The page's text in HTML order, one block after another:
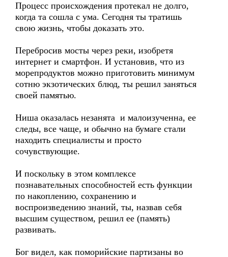
Процесс происхождения протекал не долго,
когда та сошла с ума. Сегодня ты тратишь
свою жизнь, чтобы доказать это.
Перебросив мосты через реки, изобретя
интернет и смартфон. И установив, что из
морепродуктов можно приготовить минимум
сотню экзотических блюд, ты решил заняться
своей памятью.
Ниша оказалась незанята и малоизученна, ее
следы, все чаще, и обычно на бумаге стали
находить специалисты и просто
сочувствующие.
И поскольку в этом комплексе
познавательных способностей есть функции
по накоплению, сохранению и
воспроизведению знаний, ты, назвав себя
высшим существом, решил ее (память)
развивать.
Бог видел, как поморийские партизаны во